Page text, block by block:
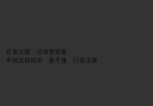
民事法類
法律學習者
申請流程說明 看不懂 行政法類